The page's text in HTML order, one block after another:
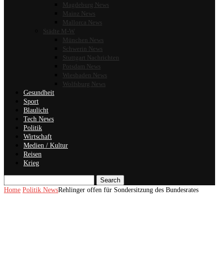
Magdeburg News
Mainz News
Mallorca News
Städte M-W
München News
Schwerin News
Stuttgart Nachrichten
Potsdam News
Wiesbaden News
Wolfsburg News
Gesundheit
Sport
Blaulicht
Tech News
Politik
Wirtschaft
Medien / Kultur
Reisen
Krieg
Search
Home Politik NewsRehlinger offen für Sondersitzung des Bundesrates